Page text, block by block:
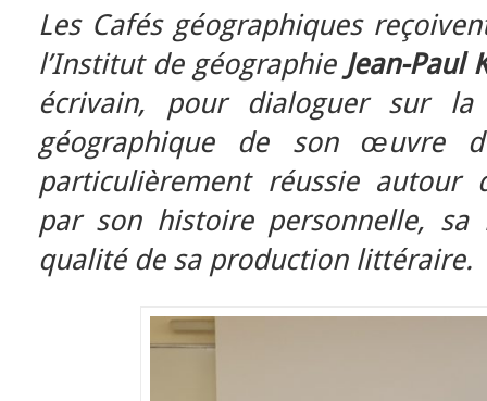
Les Cafés géographiques
l’Institut de géographie Jean-Paul
écrivain, pour dialoguer sur la
géographique de son œuvre
particulièrement réussie autour
par son histoire personnelle,
qualité de sa production littéraire.